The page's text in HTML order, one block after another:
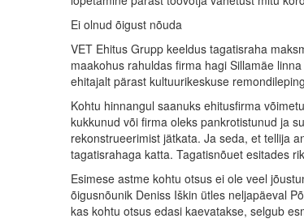
Ei olnud õigust nõuda
VET Ehitus Grupp keeldus tagatisraha
maakohus rahuldas firma hagi Sillamäe
ehitajalt pärast kultuurikeskuse
Kohtu hinnangul saanuks ehitusfirma
kukkunud või firma oleks pankrotistunud ja
rekonstrueerimist jätkata. Ja seda, et tellija
tagatisrahaga katta. Tagatisnõuet esitades
Esimese astme kohtu otsus ei ole veel
õigusnõunik Deniss Iškin ütles neljapäeval
kas kohtu otsus edasi kaevatakse, selgub